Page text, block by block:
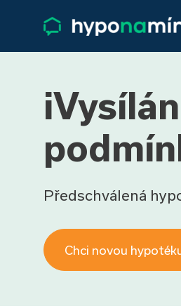
Předschválená
Chci novou